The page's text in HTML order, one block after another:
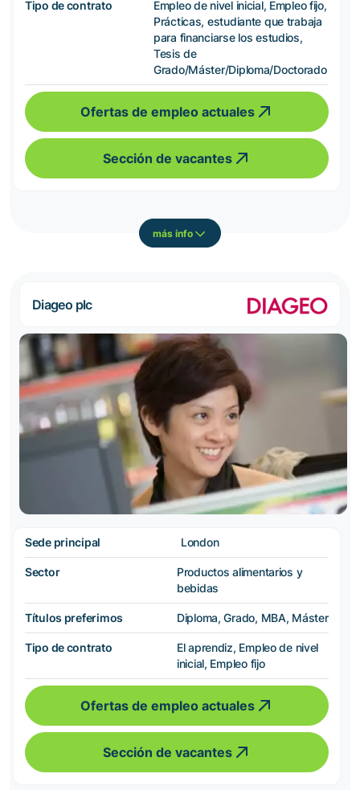
Tipo de contrato
Empleo de nivel inicial, Empleo fijo,
Prácticas, estudiante que trabaja
para financiarse los estudios,
Tesis de
Grado/Máster/Diploma/Doctorado
Ofertas de empleo actuales
Sección de vacantes
más info
Diageo plc
Sede principal London
Sector
Productos alimentarios y
bebidas
Títulos preferimos Diploma, Grado, MBA, Máster
Tipo de contrato
El aprendiz, Empleo de nivel
inicial, Empleo fijo
Ofertas de empleo actuales
Sección de vacantes